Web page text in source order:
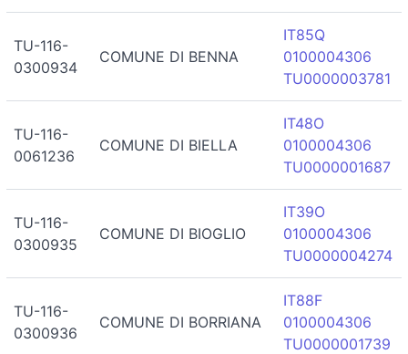
TU-116-
0300934
COMUNE DI BENNA
IT85Q
0100004306
TU0000003781
TU-116-
0061236
COMUNE DI BIELLA
IT48O
0100004306
TU0000001687
TU-116-
0300935
COMUNE DI BIOGLIO
IT39O
0100004306
TU0000004274
TU-116-
0300936
COMUNE DI BORRIANA
IT88F
0100004306
TU0000001739